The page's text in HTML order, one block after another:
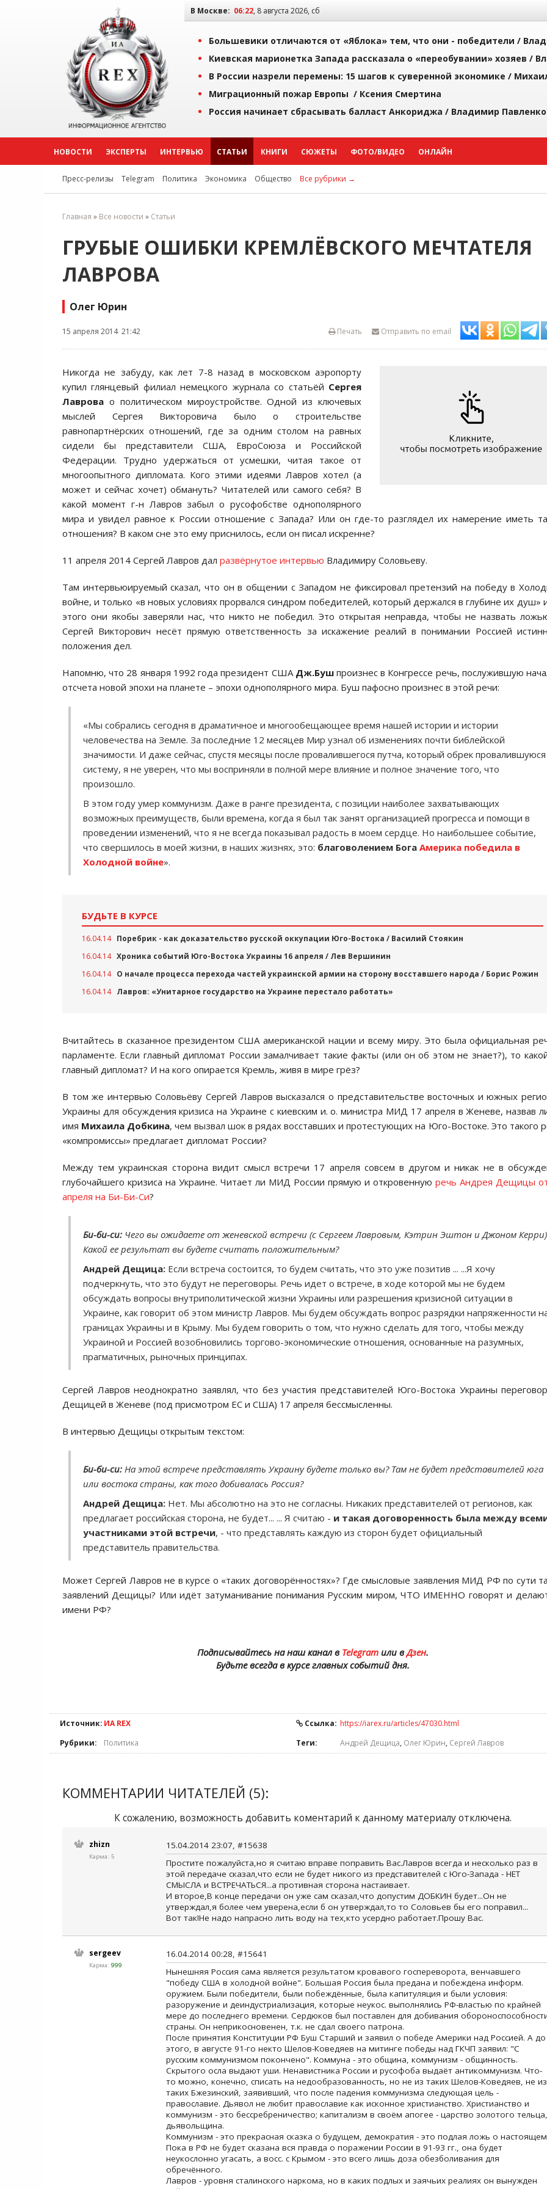
В Москве: 06:23, 8 августа 2026, сб
Большевики отличаются от «Яблока» тем, что они - победители /
Киевская марионетка Запада рассказала о «переобувании» хозяев /
В России назрели перемены: 15 шагов к суверенной экономике /
Миграционный пожар Европы / Ксения Смертина
Россия начинает сбрасывать балласт Анкориджа / Владимир Павленко
НОВОСТИ ЭКСПЕРТЫ ИНТЕРВЬЮ СТАТЬИ КНИГИ СЮЖЕТЫ ФОТО/ВИДЕО ОНЛАЙН
Пресс-релизы Telegram Политика Экономика Общество Все рубрики →
Главная » Все новости » Статьи
ГРУБЫЕ ОШИБКИ КРЕМЛЁВСКОГО МЕЧТАТЕЛЯ
ЛАВРОВА
Олег Юрин
15 апреля 2014 21:42 Отправить по email
Печать
Никогда не забуду, как лет 7-8 назад в московском аэропорту
купил глянцевый филиал немецкого журнала со статьёй Сергея
Лаврова о политическом мироустройстве. Одной из ключевых
мыслей Сергея Викторовича было о строительстве
равнопартнёрских отношений, где за одним столом на равных
сидели бы представители США, ЕвроСоюза и Российской
Федерации. Трудно удержаться от усмешки, читая такое от
многоопытного дипломата. Кого этими идеями Лавров хотел (а
может и сейчас хочет) обмануть? Читателей или самого себя? В
какой момент г-н Лавров забыл о русофобстве однополярного
мира и увидел равное к России отношение с Запада? Или он где-то разглядел их намерение иметь
отношения? В каком сне это ему приснилось, если он писал искренне?
11 апреля 2014 Сергей Лавров дал развёрнутое интервью Владимиру Соловьеву.
Там интервьюируемый сказал, что он в общении с Западом не фиксировал претензий на победу в
войне, и только «в новых условиях прорвался синдром победителей, который держался в глубине их душ»
этого они якобы заверяли нас, что никто не победил. Это открытая неправда, чтобы не назвать
Сергей Викторович несёт прямую ответственность за искажение реалий в понимании Россией
положения дел.
Напомню, что 28 января 1992 года президент США Дж.Бушпроизнес в Конгрессе речь, послужившую
отсчета новой эпохи на планете – эпохи однополярного мира. Буш пафосно произнес в этой речи:
«Мы собрались сегодня в драматичное и многообещающее время нашей истории и истории
человечества на Земле. За последние 12 месяцев Мир узнал об изменениях почти библейской
значимости. И даже сейчас, спустя месяцы после провалившегося путча, который обрек провалившуюся
систему, я не уверен, что мы восприняли в полной мере влияние и полное значение того, что
произошло.
В этом году умер коммунизм. Даже в ранге президента, с позиции наиболее захватывающих
возможных преимуществ, были времена, когда я был так занят организацией прогресса и помощи в
проведении изменений, что я не всегда показывал радость в моем сердце. Но наибольшее событие,
что свершилось в моей жизни, в наших жизнях, это: благоволением Бога Америка победила в
Холодной войне».
БУДЬТЕ В КУРСЕ
16.04.14 Поребрик - как доказательство русской оккупации Юго-Востока / Василий Стоякин
16.04.14 Хроника событий Юго-Востока Украины 16 апреля / Лев Вершинин
16.04.14 О начале процесса перехода частей украинской армии на сторону восставшего народа / Борис Рожин
16.04.14 Лавров: «Унитарное государство на Украине перестало работать»
Вчитайтесь в сказанное президентом США американской нации и всему миру. Это была официальная
парламенте. Если главный дипломат России замалчивает такие факты (или он об этом не знает?), то
главный дипломат? И на кого опирается Кремль, живя в мире грёз?
В том же интервью Соловьёву Сергей Лавров высказался о представительстве восточных и южных
Украины для обсуждения кризиса на Украине с киевским и. о. министра МИД 17 апреля в Женеве, назвав
имя Михаила Добкина, чем вызвал шок в рядах восставших и протестующих на Юго-Востоке. Это такого
«компромиссы» предлагает дипломат России?
Между тем украинская сторона видит смысл встречи 17 апреля совсем в другом и никак не в
глубочайшего кризиса на Украине. Читает ли МИД России прямую и откровенную речь Андрея Дещицы
апреля на Би-Би-Си?
Би-би-си: Чего вы ожидаете от женевской встречи (с Сергеем Лавровым, Кэтрин Эштон и Джоном
Какой ее результат вы будете считать положительным?
Андрей Дещица: Если встреча состоится, то будем считать, что это уже позитив ... ...Я хочу
подчеркнуть, что это будут не переговоры. Речь идет о встрече, в ходе которой мы не будем
обсуждать вопросы внутриполитической жизни Украины или разрешения кризисной ситуации в
Украине, как говорит об этом министр Лавров. Мы будем обсуждать вопрос разрядки напряженности
границах Украины и в Крыму. Мы будем говорить о том, что нужно сделать для того, чтобы между
Украиной и Россией возобновились торгово-экономические отношения, основанные на разумных,
прагматичных, рыночных принципах.
Сергей Лавров неоднократно заявлял, что без участия представителей Юго-Востока Украины
Дещицей в Женеве (под присмотром ЕС и США) 17 апреля бессмысленны.
В интервью Дещицы открытым текстом:
Би-би-си: На этой встрече представлять Украину будете только вы? Там не будет представителей юга
или востока страны, как того добивалась Россия?
Андрей Дещица: Нет. Мы абсолютно на это не согласны. Никаких представителей от регионов, как
предлагает российская сторона, не будет... ... Я считаю - и такая договоренность была между
участниками этой встречи, - что представлять каждую из сторон будет официальный
представитель правительства.
Может Сергей Лавров не в курсе о «таких договорённостях»? Где смысловые заявления МИД РФ по сути
заявлений Дещицы? Или идёт затуманивание понимания Русским миром, ЧТО ИМЕННО говорят и
имени РФ?
Подписывайтесь на наш канал в Telegramили вДзен.
Будьте всегда в курсе главных событий дня.
Источник: ИА REX Ссылка: https://iarex.ru/articles/47030.html
Рубрики:
Политика Теги: Андрей Дещица, Олег Юрин, Сергей Лавров
КОММЕНТАРИИ ЧИТАТЕЛЕЙ (5):
К сожалению, возможность добавить коментарий к данному материалу отключена.
zhizn
Карма: 5
15.04.2014 23:07, #15638
Простите пожалуйста,но я считаю вправе поправить Вас.Лавров всегда и несколько раз в
этой передаче сказал,что если не будет никого из представителей с Юго-Запада - НЕТ
СМЫСЛА и ВСТРЕЧАТЬСЯ...а противная сторона настаивает.
И второе,В конце передачи он уже сам сказал,что допустим ДОБКИН будет...Он не
утверждал,я более чем уверена,если б он утверждал,то то Соловьев бы его поправил...
Вот так!Не надо напрасно лить воду на тех,кто усердно работает.Прошу Вас.
sergeev
Карма: 999
16.04.2014 00:28, #15641
Нынешняя Россия сама является результатом кровавого госпереворота, венчавшего
"победу США в холодной войне". Большая Россия была предана и побеждена информ.
оружием. Были победители, были побеждённые, была капитуляция и были условия:
разоружение и деиндустриализация, которые неукос. выполнялись РФ-властью по крайней
мере до последнего времени. Сердюков был поставлен для добивания
страны. Он неприкосновенен, т.к. не сдал своего патрона.
После принятия Конституции РФ Буш Старший и заявил о победе Америки над Россией. А до
этого, в августе 91-го некто Шелов-Коведяев на митинге победы над ГКЧП заявил: "С
русским коммунизмом покончено". Коммуна - это община, коммунизм - общинность.
Скрытого осла выдают уши. Ненавистника России и русофоба выдаёт антикоммунизм. Что-
то можно, конечно, списать на недообразованность, но не из таких Шелов-Коведяев, не из
таких Бжезинский, заявивший, что после падения коммунизма следующая цель -
православие. Дьявол не любит православие как исконное христианство. Христианство и
коммунизм - это бессребреничество; капитализм в своём апогее - царство золотого тельца,
дьявольщина.
Коммунизм - это прекрасная сказка о будущем, демократия - это подлая ложь о
Пока в РФ не будет сказана вся правда о поражении России в 91-93 гг., она будет
неукослонно угасать, а восс. с Крымом - это всего лишь доза обезболивания для
обречённого.
Лавров - уровня сталинского наркома, но в каких подлых и заячьих реалиях он вынужден